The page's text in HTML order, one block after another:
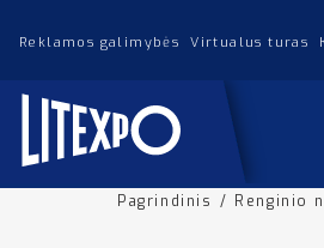
Reklamos galimybės Virtualus turas
Pagrindinis / Renginio